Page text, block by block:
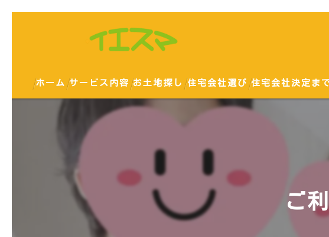
ホーム サービス内容 お土地探し 住宅会社選び 住宅会社決定ま
ご